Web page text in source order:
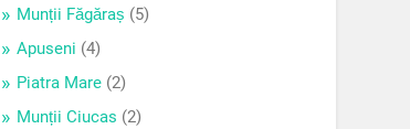
Munții Făgăraș (5)
Apuseni (4)
Piatra Mare (2)
Munții Ciucas (2)